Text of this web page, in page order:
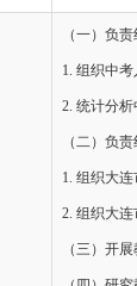
（一）负
1. 组织中
2. 统计分
（二）负
1. 组织大
2. 组织大
（三）开